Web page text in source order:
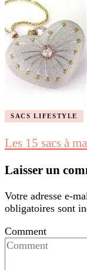
SACS LIFESTYLE
Les 15 sacs à
Laisser un
Votre adresse e-
obligatoires sont
Comment